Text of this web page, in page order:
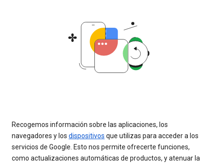
Recogemos información sobre las aplicaciones, los
navegadores y los dispositivos que utilizas para acceder a los
servicios de Google. Esto nos permite ofrecerte funciones,
como actualizaciones automáticas de productos, y atenuar la